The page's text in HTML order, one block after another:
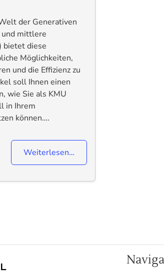
der Generativen
und mittlere
bietet diese
Möglichkeiten,
und die Effizienz zu
soll Ihnen einen
wie Sie als KMU
in Ihrem
können….
Weiterlesen…